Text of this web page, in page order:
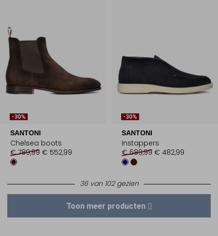
-30%
SANTONI
Chelsea boots
€ 789,99 € 552,99
-30%
SANTONI
Instappers
€ 689,99 € 482,99
36 van 102 gezien
Toon meer producten